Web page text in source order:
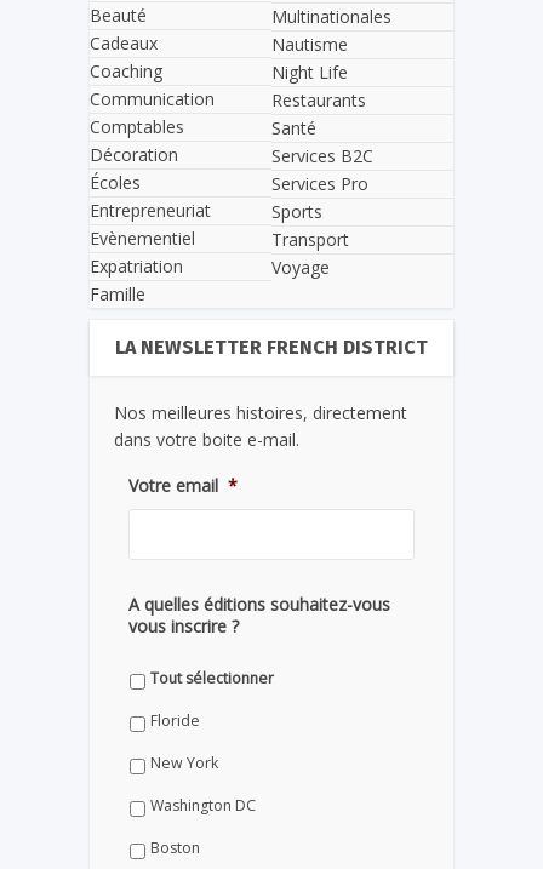
Beauté
Cadeaux
Coaching
Communication
Comptables
Décoration
Écoles
Entrepreneuriat
Evènementiel
Expatriation
Famille
Multinationales
Nautisme
Night Life
Restaurants
Santé
Services B2C
Services Pro
Sports
Transport
Voyage
LA NEWSLETTER FRENCH DISTRICT
Nos meilleures histoires, directement
dans votre boite e-mail.
Votre email *
A quelles éditions souhaitez-vous
vous inscrire ?
Tout sélectionner
Floride
New York
Washington DC
Boston